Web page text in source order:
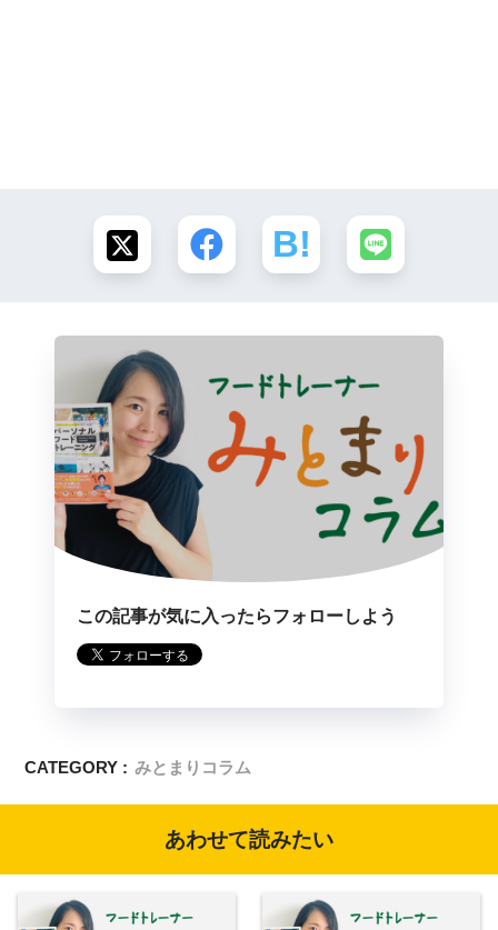
この記事が気に入ったらフォローしよう
CATEGORY : みとまりコラム
あわせて読みたい